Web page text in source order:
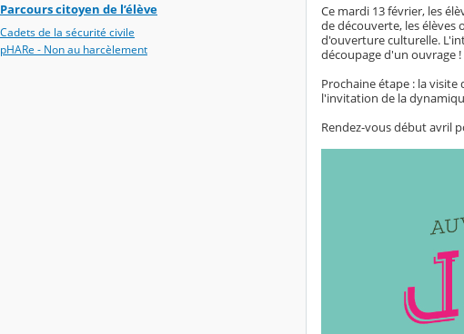
Parcours citoyen de l’élève
Cadets de la sécurité civile
pHARe - Non au harcèlement
Ce mardi 13 février, les
de découverte, les élèves
d'ouverture culturelle.
découpage d'un ouvrage !
Prochaine étape : la
l'invitation de la
Rendez-vous début avril